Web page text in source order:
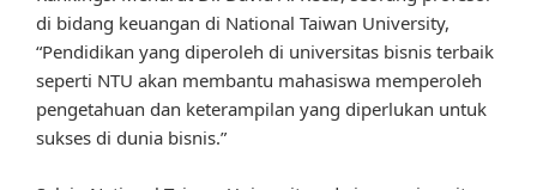
di bidang keuangan di National Taiwan University,
“Pendidikan yang diperoleh di universitas bisnis terbaik
seperti NTU akan membantu mahasiswa memperoleh
pengetahuan dan keterampilan yang diperlukan untuk
sukses di dunia bisnis.”